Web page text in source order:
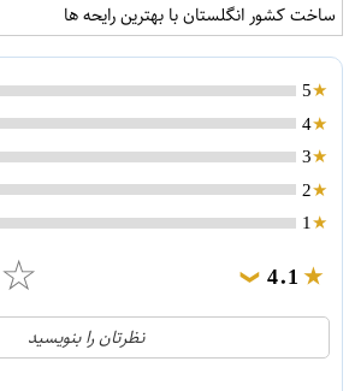
ساخت کشور انگلستان با بهترین رایحه ها
5
4
3
2
1
4.1
❯
☆
21
نظرتان را بنویسید